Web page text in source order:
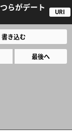
らがデート
URI
書き込む
最後へ